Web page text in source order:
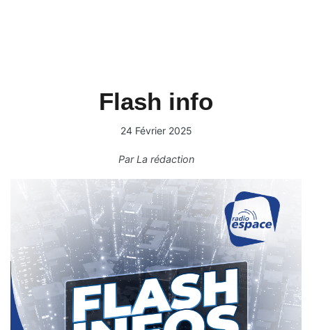
Flash info
24 Février 2025
ParLa rédaction